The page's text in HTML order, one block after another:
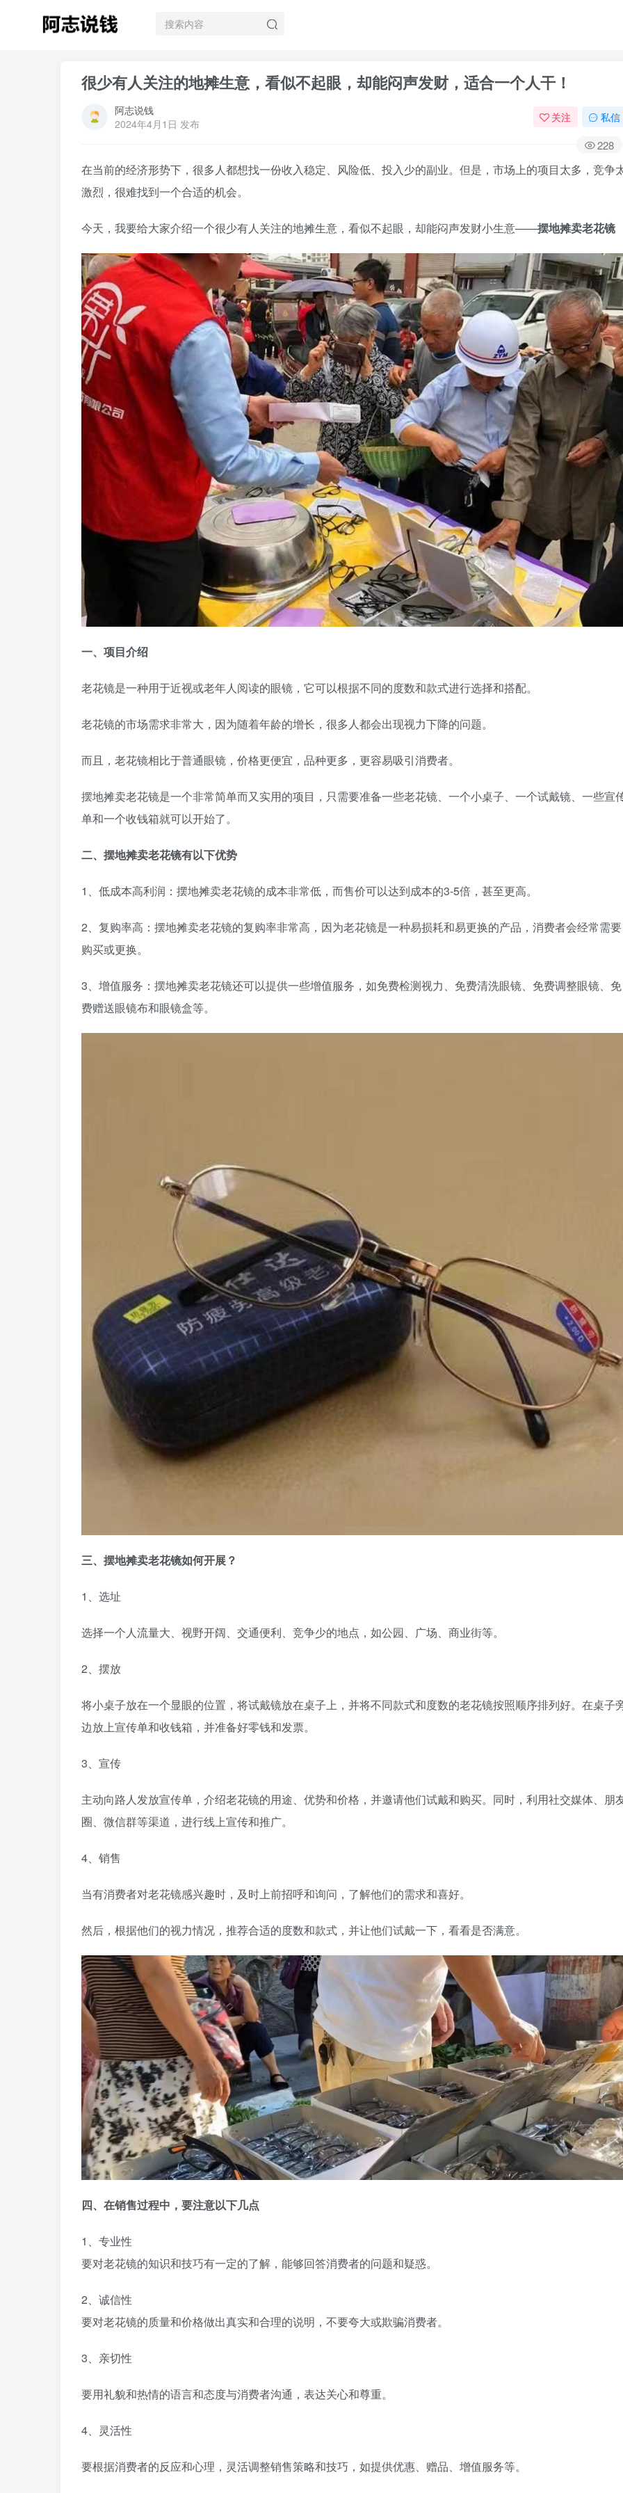
很少有人关注的地摊生意，看似不起眼，却能闷声发财，适合一个人干！
阿志说钱
2024年4月1日 发布
关注 私信
228
在当前的经济形势下，很多人都想找一份收入稳定、风险低、投入少的副业。但是，市场上的项目太多，竞争
激烈，很难找到一个合适的机会。
今天，我要给大家介绍一个很少有人关注的地摊生意，看似不起眼，却能闷声发财小生意——摆地摊卖老花镜
一、项目介绍
老花镜是一种用于近视或老年人阅读的眼镜，它可以根据不同的度数和款式进行选择和搭配。
老花镜的市场需求非常大，因为随着年龄的增长，很多人都会出现视力下降的问题。
而且，老花镜相比于普通眼镜，价格更便宜，品种更多，更容易吸引消费者。
摆地摊卖老花镜是一个非常简单而又实用的项目，只需要准备一些老花镜、一个小桌子、一个试戴镜、一些宣
单和一个收钱箱就可以开始了。
二、摆地摊卖老花镜有以下优势
1、低成本高利润：摆地摊卖老花镜的成本非常低，而售价可以达到成本的3-5倍，甚至更高。
2、复购率高：摆地摊卖老花镜的复购率非常高，因为老花镜是一种易损耗和易更换的产品，消费者会经常需要
购买或更换。
3、增值服务：摆地摊卖老花镜还可以提供一些增值服务，如免费检测视力、免费清洗眼镜、免费调整眼镜、免
费赠送眼镜布和眼镜盒等。
三、摆地摊卖老花镜如何开展？
1、选址
选择一个人流量大、视野开阔、交通便利、竞争少的地点，如公园、广场、商业街等。
2、摆放
将小桌子放在一个显眼的位置，将试戴镜放在桌子上，并将不同款式和度数的老花镜按照顺序排列好。在桌子
边放上宣传单和收钱箱，并准备好零钱和发票。
3、宣传
主动向路人发放宣传单，介绍老花镜的用途、优势和价格，并邀请他们试戴和购买。同时，利用社交媒体、朋
圈、微信群等渠道，进行线上宣传和推广。
4、销售
当有消费者对老花镜感兴趣时，及时上前招呼和询问，了解他们的需求和喜好。
然后，根据他们的视力情况，推荐合适的度数和款式，并让他们试戴一下，看看是否满意。
四、在销售过程中，要注意以下几点
1、专业性
要对老花镜的知识和技巧有一定的了解，能够回答消费者的问题和疑惑。
2、诚信性
要对老花镜的质量和价格做出真实和合理的说明，不要夸大或欺骗消费者。
3、亲切性
要用礼貌和热情的语言和态度与消费者沟通，表达关心和尊重。
4、灵活性
要根据消费者的反应和心理，灵活调整销售策略和技巧，如提供优惠、赠品、增值服务等。